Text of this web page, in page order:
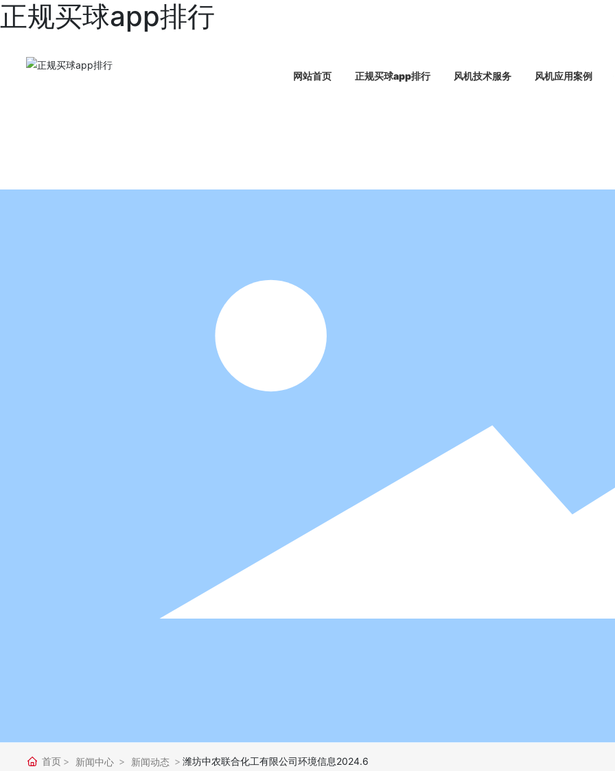
正规买球app排行
网站首页 正规买球app排行 风机技术服务 风机应用案例
首页 新闻中心 新闻动态 潍坊中农联合化工有限公司环境信息2024.6